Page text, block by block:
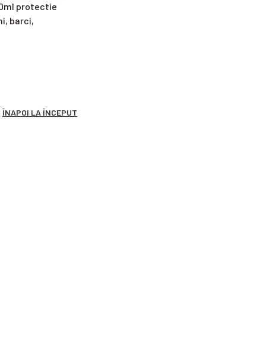
protectie
barci,
ÎNAPOI LA ÎNCEPUT